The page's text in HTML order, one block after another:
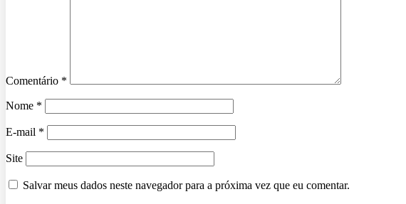
Comentário *
Nome *
E-mail *
Site
Salvar meus dados neste navegador para a próxima vez que eu comentar.